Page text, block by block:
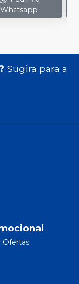
Whatsapp
Sugira para a
Ofertas